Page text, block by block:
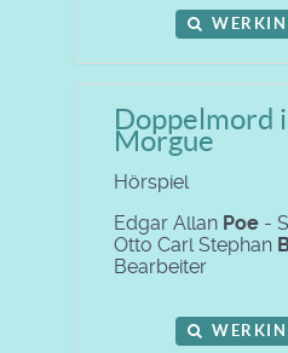
Doppelmord
Morgue
Hörspiel
Edgar Allan Poe -
Otto Carl Stephan
Bearbeiter